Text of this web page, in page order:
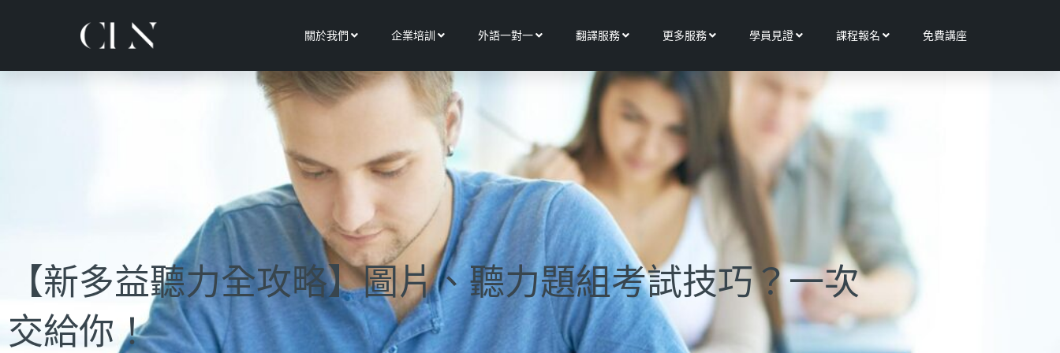
關於我們 Open 關於我們
企業培訓 Open 企業培訓
外語一對一Open 外語一對一
翻譯服務Open 翻譯服務
更多服務Open 更多服務
學員見證Open 學員見證
課程報名 Open 課程報名
免費講座
【新多益聽力全攻略】圖片、聽力題組考試技巧？一次
交給你！